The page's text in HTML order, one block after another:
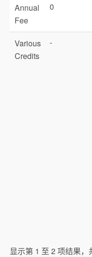
Annual
Fee
0
Various
Credits
-
显示第 1 至 2 项结果，